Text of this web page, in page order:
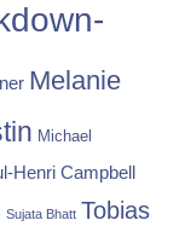
Melanie
Michael
Henri Campbell
Sujata Bhatt Tobias